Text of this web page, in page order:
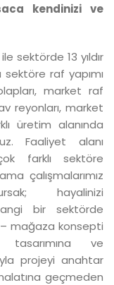
kendinizi ve
sektörde 13 yıldır
raf yapımı
market raf
reyonları, market
üretim alanında
Faaliyet alanı
farklı sektöre
çalışmalarımız
hayalinizi
bir sektörde
mağaza konsepti
tasarımına ve
projeyi anahtar
geçmeden